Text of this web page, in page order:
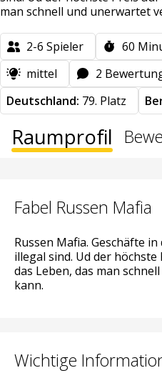
man schnell und unerwartet
2-6 Spieler 60
mittel
2
Deutschland: 79. Platz
Raumprofil
Fabel Russen Mafia
Russen Mafia. Geschäfte
illegal sind. Ud der
das Leben, das man
kann.
Wichtige